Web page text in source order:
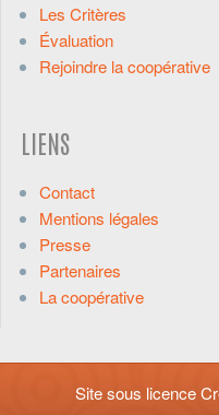
Les Critères
Évaluation
Rejoindre la coopérative
LIENS
Contact
Mentions légales
Presse
Partenaires
La coopérative
Site sous licence